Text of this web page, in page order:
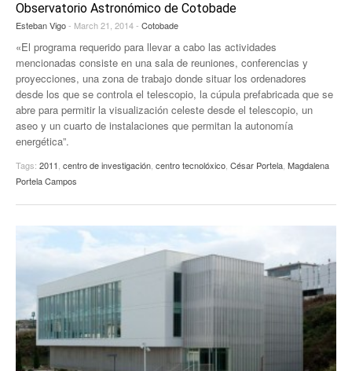
Observatorio Astronómico de Cotobade
Esteban Vigo- March 21, 2014 - Cotobade
«El programa requerido para llevar a cabo las actividades
mencionadas consiste en una sala de reuniones, conferencias y
proyecciones, una zona de trabajo donde situar los ordenadores
desde los que se controla el telescopio, la cúpula prefabricada que se
abre para permitir la visualización celeste desde el telescopio, un
aseo y un cuarto de instalaciones que permitan la autonomía
energética”.
Tags: 2011, centro de investigación, centro tecnolóxico, César Portela, Magdalena
Portela Campos